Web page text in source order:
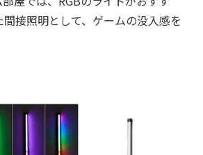
接照明として、ゲームの没入感を